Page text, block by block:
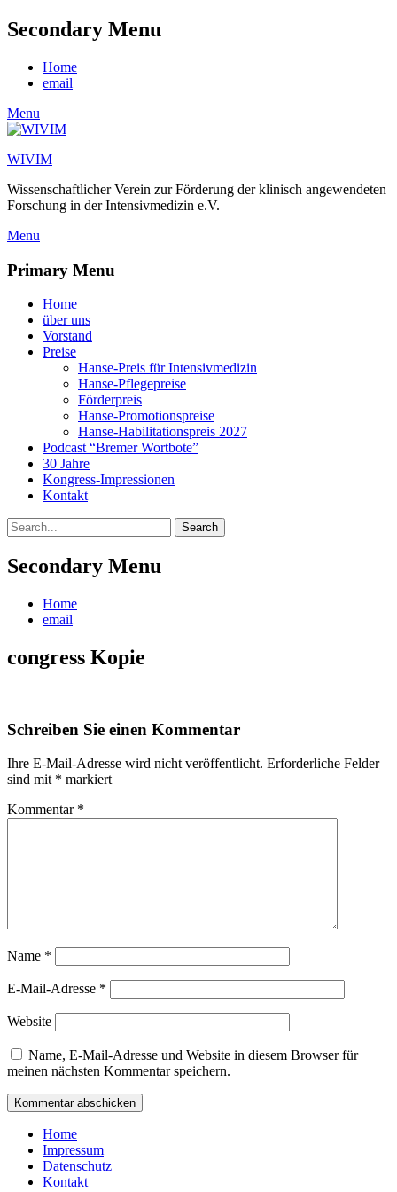
Secondary Menu
Skip
Home
email
Menu
WIVIM
Wissenschaftlicher Verein zur Förderung der klinisch angewendeten
Forschung in der Intensivmedizin e.V.
Menu
Primary Menu
Skip
content
Home
über uns
Vorstand
Preise
Hanse-Preis für Intensivmedizin
Hanse-Pflegepreise
Förderpreis
Hanse-Promotionspreise
Hanse-Habilitationspreis 2027
Podcast “Bremer Wortbote”
30 Jahre
Kongress-Impressionen
Kontakt
Search
Search
for:
Secondary Menu
Skip
Home
email
congress Kopie
Schreiben Sie einen Kommentar
Ihre E-Mail-Adresse wird nicht veröffentlicht. Erforderliche Felder
sind mit * markiert
Kommentar *
Name *
E-Mail-Adresse *
Website
Name, E-Mail-Adresse und Website in diesem Browser für
meinen nächsten Kommentar speichern.
Home
Impressum
Datenschutz
Kontakt